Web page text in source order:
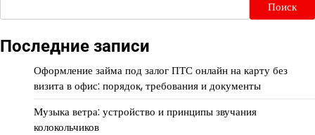
Поиск
Последние записи
Оформление займа под залог ПТС онлайн на карту без
визита в офис: порядок, требования и документы
Музыка ветра: устройство и принципы звучания
колокольчиков